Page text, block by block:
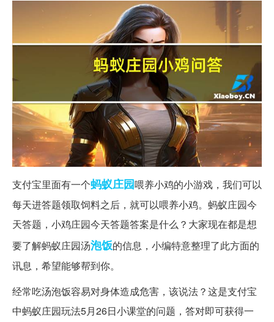
支付宝里面有一个蚂蚁庄园喂养小鸡的小游戏，我们可以
每天进答题领取饲料之后，就可以喂养小鸡。蚂蚁庄园今
天答题，小鸡庄园今天答题答案是什么？大家现在都是想
要了解蚂蚁庄园汤泡饭的信息，小编特意整理了此方面的
讯息，希望能够帮到你。
经常吃汤泡饭容易对身体造成危害，该说法？这是支付宝
中蚂蚁庄园玩法5月26日小课堂的问题，答对即可获得一